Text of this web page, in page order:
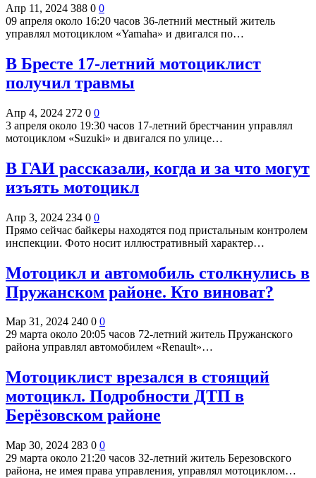
Апр 11, 2024 388 0 0
09 апреля около 16:20 часов 36-летний местный житель
управлял мотоциклом «Yamaha» и двигался по…
В Бресте 17-летний мотоциклист
получил травмы
Апр 4, 2024 272 0 0
3 апреля около 19:30 часов 17-летний брестчанин управлял
мотоциклом «Suzuki» и двигался по улице…
В ГАИ рассказали, когда и за что могут
изъять мотоцикл
Апр 3, 2024 234 0 0
Прямо сейчас байкеры находятся под пристальным контролем
инспекции. Фото носит иллюстративный характер…
Мотоцикл и автомобиль столкнулись в
Пружанском районе. Кто виноват?
Мар 31, 2024 240 0 0
29 марта около 20:05 часов 72-летний житель Пружанского
района управлял автомобилем «Renault»…
Мотоциклист врезался в стоящий
мотоцикл. Подробности ДТП в
Берёзовском районе
Мар 30, 2024 283 0 0
29 марта около 21:20 часов 32-летний житель Березовского
района, не имея права управления, управлял мотоциклом…